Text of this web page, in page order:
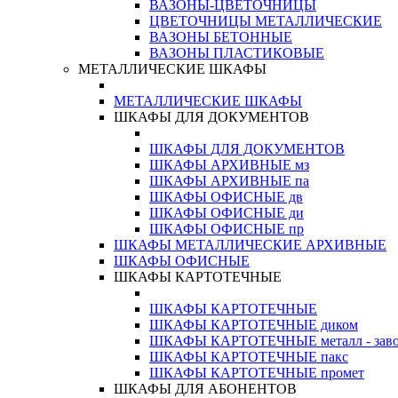
ВАЗОНЫ-ЦВЕТОЧНИЦЫ
ЦВЕТОЧНИЦЫ МЕТАЛЛИЧЕСКИЕ
ВАЗОНЫ БЕТОННЫЕ
ВАЗОНЫ ПЛАСТИКОВЫЕ
МЕТАЛЛИЧЕСКИЕ ШКАФЫ
МЕТАЛЛИЧЕСКИЕ ШКАФЫ
ШКАФЫ ДЛЯ ДОКУМЕНТОВ
ШКАФЫ ДЛЯ ДОКУМЕНТОВ
ШКАФЫ АРХИВНЫЕ мз
ШКАФЫ АРХИВНЫЕ па
ШКАФЫ ОФИСНЫЕ дв
ШКАФЫ ОФИСНЫЕ ди
ШКАФЫ ОФИСНЫЕ пр
ШКАФЫ МЕТАЛЛИЧЕСКИЕ АРХИВНЫЕ
ШКАФЫ ОФИСНЫЕ
ШКАФЫ КАРТОТЕЧНЫЕ
ШКАФЫ КАРТОТЕЧНЫЕ
ШКАФЫ КАРТОТЕЧНЫЕ диком
ШКАФЫ КАРТОТЕЧНЫЕ металл -
ШКАФЫ КАРТОТЕЧНЫЕ пакс
ШКАФЫ КАРТОТЕЧНЫЕ промет
ШКАФЫ ДЛЯ АБОНЕНТОВ